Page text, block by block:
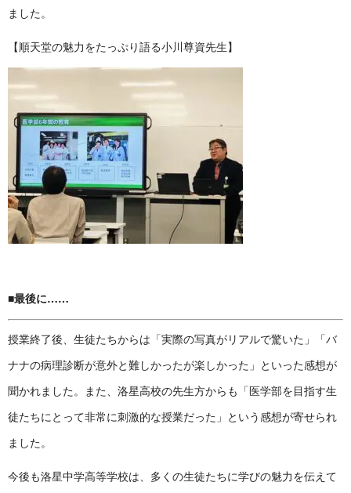
ました。
【順天堂の魅力をたっぷり語る小川尊資先生】
■最後に……
授業終了後、生徒たちからは「実際の写真がリアルで驚いた」「バ
ナナの病理診断が意外と難しかったが楽しかった」といった感想が
聞かれました。また、洛星高校の先生方からも「医学部を目指す生
徒たちにとって非常に刺激的な授業だった」という感想が寄せられ
ました。
今後も洛星中学高等学校は、多くの生徒たちに学びの魅力を伝えて